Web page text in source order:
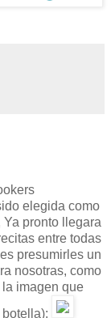
elegida como
Ya pronto llegara
entre todas
presumirles un
nosotras, como
imagen que